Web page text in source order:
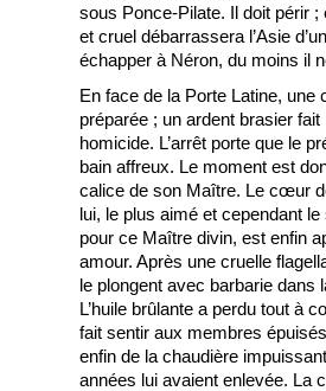
sous Ponce-Pilate. Il doit périr ;
et cruel débarrassera l’Asie
échapper à Néron, du moins il
En face de la Porte Latine, une
préparée ; un ardent brasier
homicide. L’arrêt porte que le
bain affreux. Le moment est
calice de son Maître. Le cœur
lui, le plus aimé et cependant
pour ce Maître divin, est enfin
amour. Après une cruelle
le plongent avec barbarie dans
L’huile brûlante a perdu tout à
fait sentir aux membres épuisés
enfin de la chaudière
années lui avaient enlevée. La